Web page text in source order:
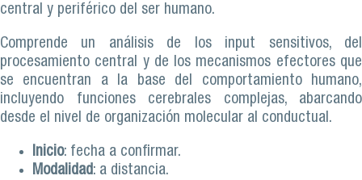
central y periférico del ser humano.
Comprende un análisis de los input sensitivos, del
procesamiento central y de los mecanismos efectores que
se encuentran a la base del comportamiento humano,
incluyendo funciones cerebrales complejas, abarcando
desde el nivel de organización molecular al conductual.
Inicio: fecha a confirmar.
Modalidad: a distancia.